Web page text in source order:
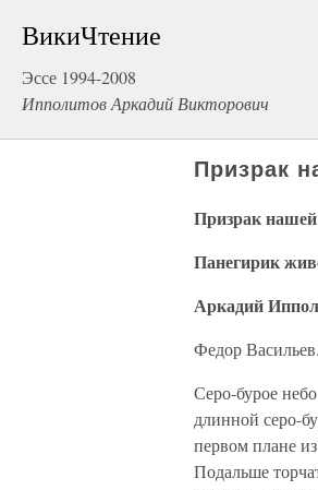
ВикиЧтение
Эссе 1994-2008
Ипполитов Аркадий Викторович
Призрак
Призрак
Панегирик
Аркадий
Федор
Серо-бурое
длинной серо-
первом плане
Подальше